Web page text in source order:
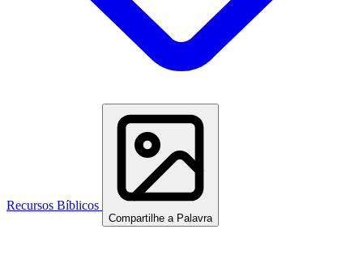
Recursos Bíblicos
Compartilhe a Palavra